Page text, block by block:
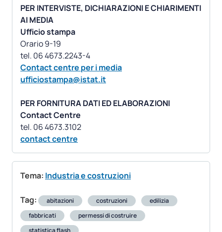
PER INTERVISTE, DICHIARAZIONI E CHIARIMENTI
AI MEDIA
Ufficio stampa
Orario 9-19
Contact centre per i media
ufficiostampa@istat.it
PER FORNITURA DATI ED ELABORAZIONI
Contact Centre
contact centre
Tema: Industria e costruzioni
Tag: abitazioni costruzioni
edilizia
fabbricati
permessi di costruire